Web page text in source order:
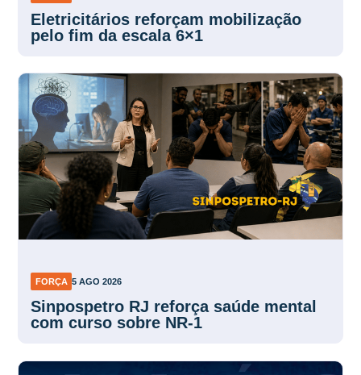
Eletricitários reforçam mobilização
pelo fim da escala 6×1
FORÇA 5 AGO 2026
Sinpospetro RJ reforça saúde mental
com curso sobre NR-1